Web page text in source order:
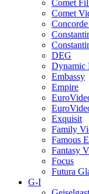
Comet
Comet
DEG
Dynamic
Embassy
Empire
Exquisit
Family
Famous
Fantasy
Focus
Futura
G-I